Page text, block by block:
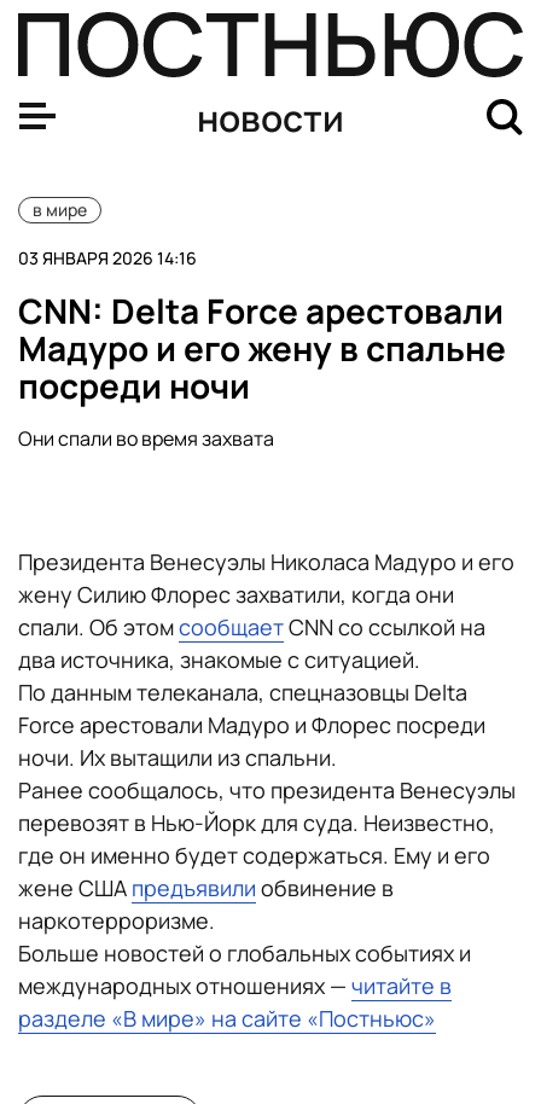
новости
в мире
03 ЯНВАРЯ 2026 14:16
CNN: Delta Force арестовали
Мадуро и его жену в спальне
посреди ночи
Они спали во время захвата
Президента Венесуэлы Николаса Мадуро и его
жену Силию Флорес захватили, когда они
спали. Об этомсообщаетCNN со ссылкой на
два источника, знакомые с ситуацией.
По данным телеканала, спецназовцы Delta
Force арестовали Мадуро и Флорес посреди
ночи. Их вытащили из спальни.
Ранее сообщалось, что президента Венесуэлы
перевозят в Нью-Йорк для суда. Неизвестно,
где он именно будет содержаться. Ему и его
жене США предъявили обвинение в
наркотерроризме.
Больше новостей о глобальных событиях и
международных отношениях — читайте в
разделе «В мире» на сайте «Постньюс»
США предъявили президенту Венесуэлы и его жене